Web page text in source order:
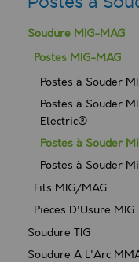
Soudure MIG-MAG
Postes MIG-MAG
Postes à Souder
Postes à Souder
Electric®
Postes à Souder
Postes à Souder
Fils MIG/MAG
Pièces D'Usure MIG
Soudure TIG
Soudure A L'Arc